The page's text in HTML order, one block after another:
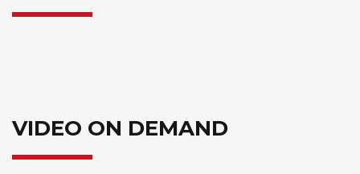
VIDEO ON DEMAND